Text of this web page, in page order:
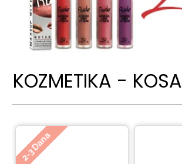
KOZMETIKA - KOSA
2-3 Dana